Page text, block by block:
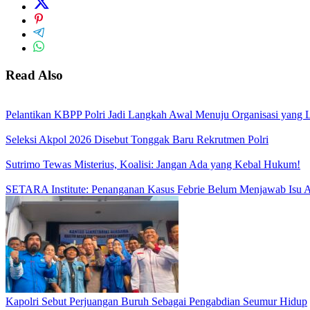
Read Also
Pelantikan KBPP Polri Jadi Langkah Awal Menuju Organisasi yang
Seleksi Akpol 2026 Disebut Tonggak Baru Rekrutmen Polri
Sutrimo Tewas Misterius, Koalisi: Jangan Ada yang Kebal Hukum!
SETARA Institute: Penanganan Kasus Febrie Belum Menjawab Isu
Kapolri Sebut Perjuangan Buruh Sebagai Pengabdian Seumur Hidup